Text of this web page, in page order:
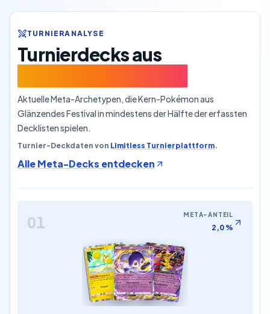
TURNIERANALYSE
Turnierdecks aus
Aktuelle Meta-Archetypen, die Kern-Pokémon aus
Glänzendes Festival in mindestens der Hälfte der erfassten
Decklisten spielen.
Turnier-Deckdaten von Limitless Turnierplattform.
Alle Meta-Decks entdecken
01 META-ANTEIL
2,0 %